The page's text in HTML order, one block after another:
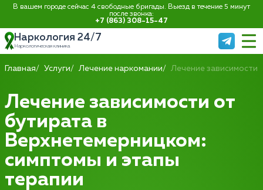
В вашем городе сейчас 4 свободные бригады. Выезд в течение 5 минут
после звонка:
+7 (863) 308-15-47
Наркология 24/7
Наркологическая клиника
Главная Услуги Лечение наркомании Лечение зависимости
Лечение зависимости от
бутирата в
Верхнетемерницком:
симптомы и этапы
терапии